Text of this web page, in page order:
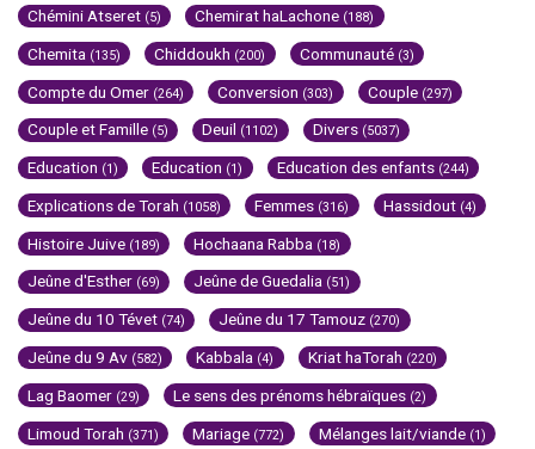
Chémini Atseret (5) Chemirat haLachone (188)
Chemita (135) Chiddoukh (200) Communauté (3)
Compte du Omer (264) Conversion (303) Couple (297)
Couple et Famille (5) Deuil (1102) Divers (5037)
Education (1) Education (1) Education des enfants (244)
Explications de Torah (1058) Femmes (316) Hassidout (4)
Histoire Juive (189) Hochaana Rabba (18)
Jeûne d'Esther (69) Jeûne de Guedalia (51)
Jeûne du 10 Tévet (74) Jeûne du 17 Tamouz (270)
Jeûne du 9 Av (582) Kabbala (4) Kriat haTorah (220)
Lag Baomer (29) Le sens des prénoms hébraïques (2)
Limoud Torah (371) Mariage (772) Mélanges lait/viande (1)